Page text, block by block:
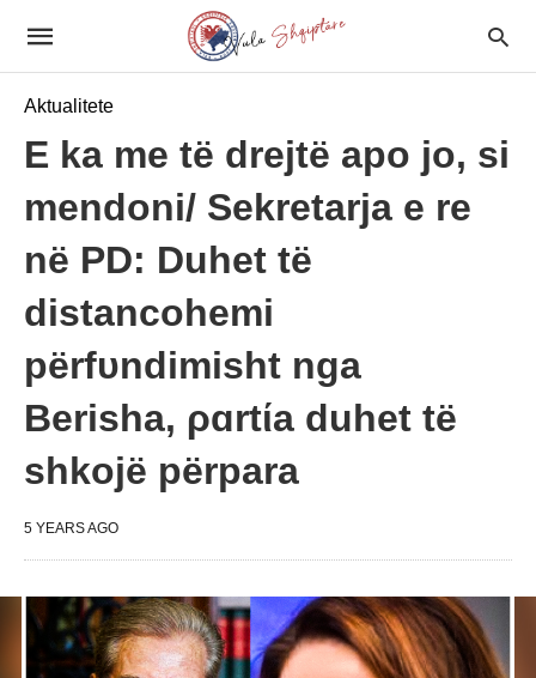
Aktualitete
E ka me të drejtë apo jo, si
mendoni/ Sekretarja e re
në PD: Duhet të
distancohemi
përfυndimisht nga
Berisha, ρɑrtίa duhet të
shkojë përpara
5 YEARS AGO